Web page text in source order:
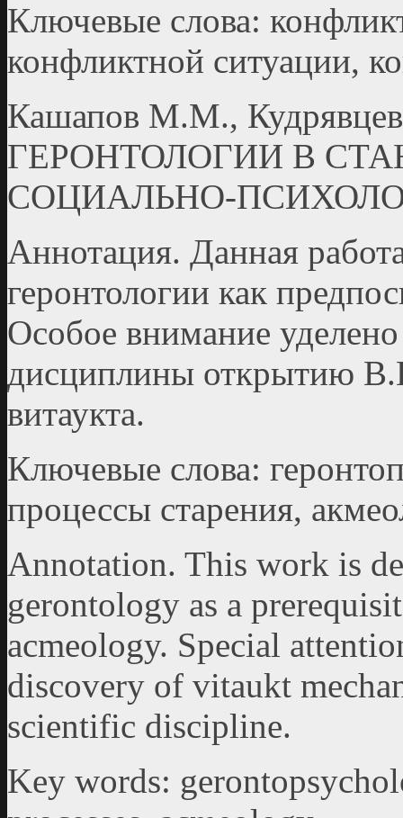
Ключевые слова:
конфликтной ситуации,
Кашапов М.М.,
ГЕРОНТОЛОГИИ В
СОЦИАЛЬНО-
Аннотация. Данная
геронтологии как
Особое внимание
дисциплины открытию
витаукта.
Ключевые слова:
процессы старения,
Annotation. This work is
gerontology as a
acmeology. Special
discovery of vitaukt
scientific discipline.
Key words: